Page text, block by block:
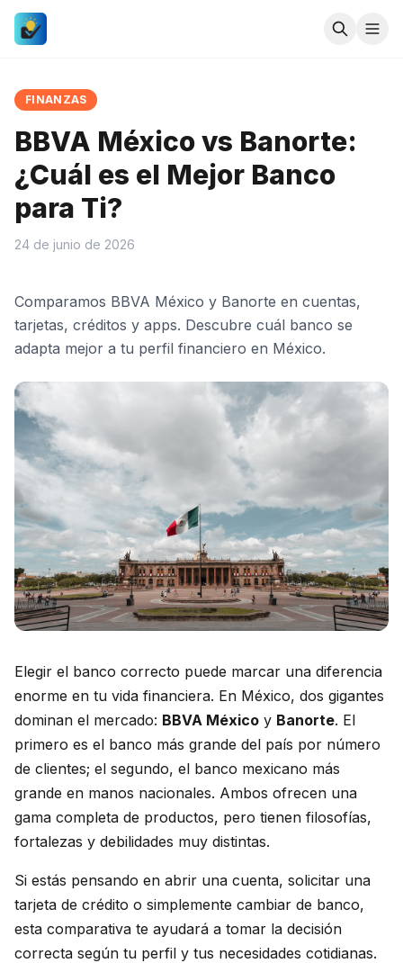
FINANZAS
BBVA México vs Banorte:
¿Cuál es el Mejor Banco
para Ti?
24 de junio de 2026
Comparamos BBVA México y Banorte en cuentas,
tarjetas, créditos y apps. Descubre cuál banco se
adapta mejor a tu perfil financiero en México.
Elegir el banco correcto puede marcar una diferencia
enorme en tu vida financiera. En México, dos gigantes
dominan el mercado: BBVA México y Banorte. El
primero es el banco más grande del país por número
de clientes; el segundo, el banco mexicano más
grande en manos nacionales. Ambos ofrecen una
gama completa de productos, pero tienen filosofías,
fortalezas y debilidades muy distintas.
Si estás pensando en abrir una cuenta, solicitar una
tarjeta de crédito o simplemente cambiar de banco,
esta comparativa te ayudará a tomar la decisión
correcta según tu perfil y tus necesidades cotidianas.